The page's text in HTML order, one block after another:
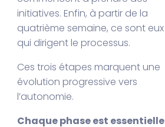
initiatives. Enfin, à partir de la
quatrième semaine, ce sont eux
qui dirigent le processus.
Ces trois étapes marquent une
évolution progressive vers
l’autonomie.
Chaque phase est essentielle